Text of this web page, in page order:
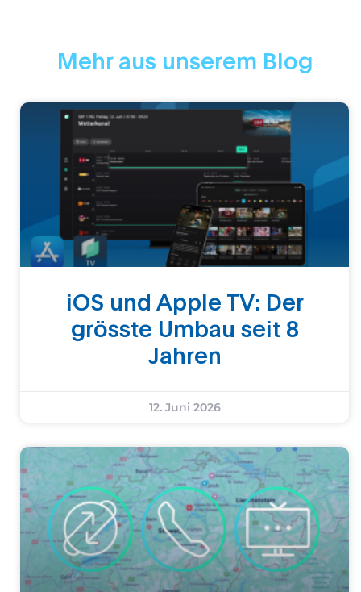
Mehr aus unserem Blog
iOS und Apple TV: Der
grösste Umbau seit 8
Jahren
12. Juni 2026